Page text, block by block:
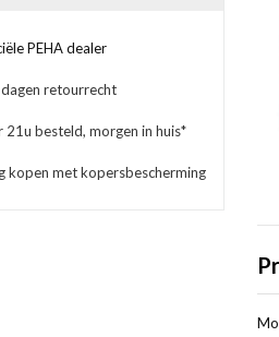
PEHA dealer
retourrecht
21u besteld, morgen in huis*
kopen met kopersbescherming